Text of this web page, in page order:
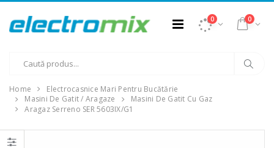
0 0
Home
Electrocasnice Mari Pentru Bucătărie
Masini De Gatit / Aragaze
Masini De Gatit Cu Gaz
Aragaz Serreno SER 5603IX/G1